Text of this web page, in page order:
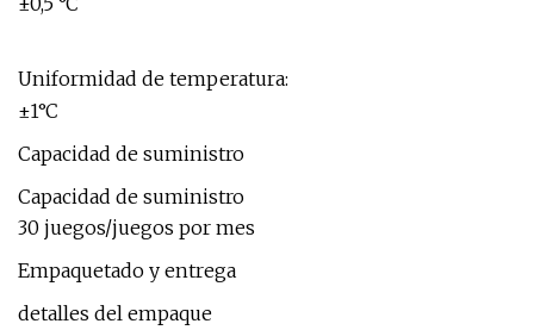
Uniformidad de temperatura:
±1°C
Capacidad de suministro
Capacidad de suministro
30 juegos/juegos por mes
Empaquetado y entrega
detalles del empaque